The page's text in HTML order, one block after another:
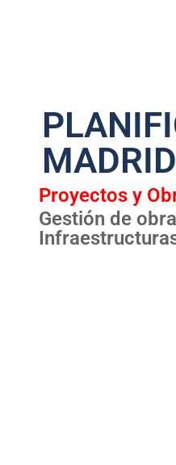
MADRID
Proyectos y
Gestión de